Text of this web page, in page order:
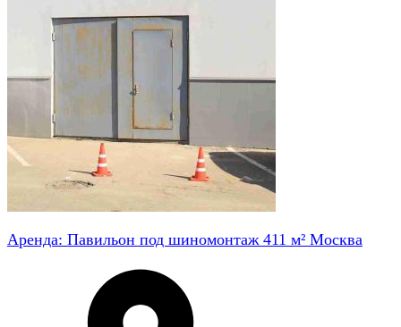
Аренда: Павильон под шиномонтаж 411 м² Москва